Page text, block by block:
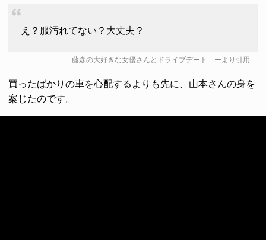
え？服汚れてない？大丈夫？
藤森の大好きな女優さんとドライブデート ーより引用
買ったばかりの車を心配するよりも先に、山本さんの身を
案じたのです。